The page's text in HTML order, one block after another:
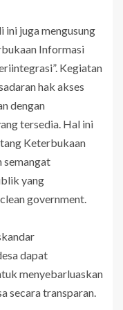
ini juga mengusung
Informasi
Kegiatan
hak akses
dengan
tersedia. Hal ini
Keterbukaan
semangat
yang
government.
dapat
menyebarluaskan
secara transparan.